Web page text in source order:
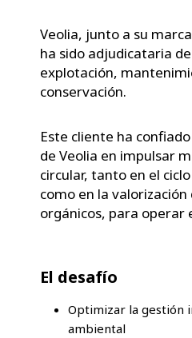
Veolia, junto a su
ha sido adjudicataria
explotación,
conservación.
Este cliente ha
de Veolia en impulsar
circular, tanto en el
como en la valorización
orgánicos, para operar
El desafío
Optimizar la gestión
ambiental